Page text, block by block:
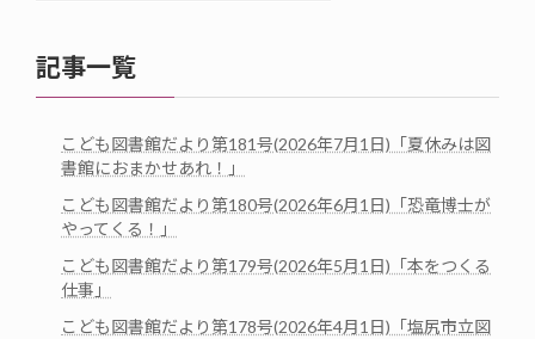
記事一覧
こども図書館だより第181号(2026年7月1日)「夏休みは図
書館におまかせあれ！」
こども図書館だより第180号(2026年6月1日)「恐竜博士が
やってくる！」
こども図書館だより第179号(2026年5月1日)「本をつくる
仕事」
こども図書館だより第178号(2026年4月1日)「塩尻市立図